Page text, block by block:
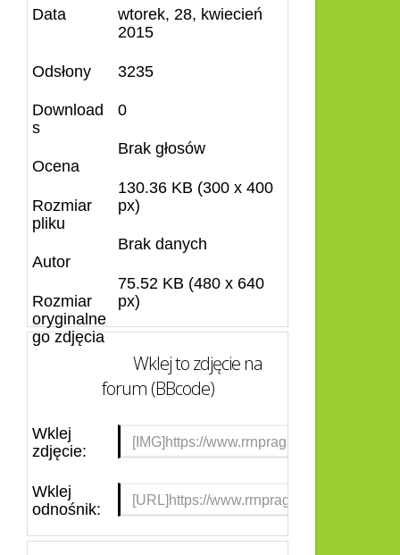
Data
wtorek, 28, kwiecień
2015
Odsłony 3235
Download
s
0
Ocena
Brak głosów
Rozmiar
pliku
130.36 KB (300 x 400
px)
Autor
Brak danych
Rozmiar
oryginalne
go zdjęcia
75.52 KB (480 x 640
px)
Wklej to zdjęcie na
forum (BBcode)
Wklej
zdjęcie:
Wklej
odnośnik: